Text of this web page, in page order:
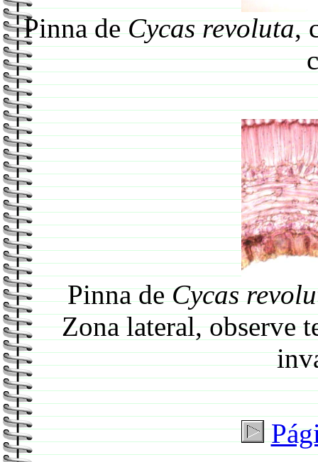
Pinna deCycas revoluta,
Pinna deCycas
Zona lateral, observe